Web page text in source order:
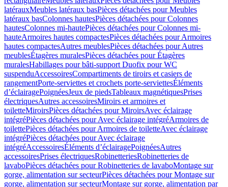
latérauxMeubles latéraux basPièces détachées pour Meubles
latéraux basColonnes hautesPièces détachées pour Colonnes
hautesColonnes mi-hautePièces détachées pour Colonnes mi-
hauteArmoires hautes compactesPièces détachées pour Armoires
hautes compactesAutres meublesPièces détachées pour Autres
meublesÉtagères muralesPièces détachées pour Étagères
muralesHabillages pour bâti-support Duofix pour WC
suspenduAccessoiresCompartiments de tiroirs et casiers de
rangementPorte-serviettes et crochets porte-serviettesÉléments
d’éclairagePoignéesJeux de piedsTableaux magnétiquesPrises
électriquesAutres accessoiresMiroirs et armoires et
toiletteMiroirsPièces détachées pour MiroirsAvec éclairage
intégréPièces détachées pour Avec éclairage intégréArmoires de
toilettePièces détachées pour Armoires de toiletteAvec éclairage
intégréPièces détachées pour Avec éclairage
intégréAccessoiresÉléments d’éclairagePoignéesAutres
accessoiresPrises électriquesRobinetteriesRobinetteries de
lavaboPièces détachées pour Robinetteries de lavaboMontage sur
gorge, alimentation sur secteurPièces détachées pour Montage sur
gorge, alimentation sur secteurMontage sur gorge, alimentation par